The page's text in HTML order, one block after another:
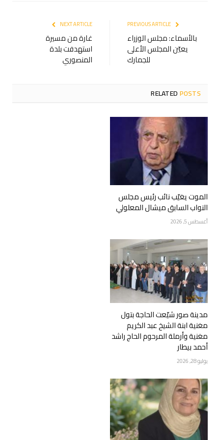
بالأسماء: مجلس الوزراء
يعيّن المجلس الأعلى
للجمارك
NEXT ARTICLE
غارة من مسيرة
استهدفت بلدة
المنصوري
RELATEDPOSTS
الموت يغيّب نائب رئيس مجلس
النواب السابق ميشال المعلولي
أغسطس 5, 2026
مدينة صور شيّعت الحاجة بتول
مغنية ابنة الشيخ عبد الكريم
مغنية وأرملة المرحوم الحاج راشد
أحمد بيطار
يوليو 28, 2026